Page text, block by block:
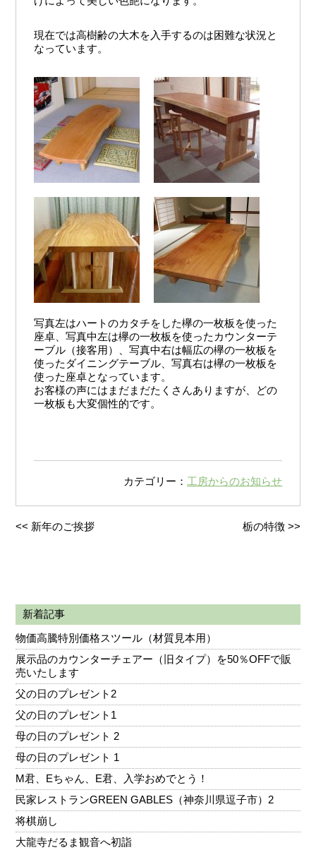
現在では高樹齢の大木を入手するのは困難な状況と
なっています。
写真左はハートのカタチをした欅の一枚板を使った
座卓、写真中左は欅の一枚板を使ったカウンターテ
ーブル（接客用）、写真中右は幅広の欅の一枚板を
使ったダイニングテーブル、写真右は欅の一枚板を
使った座卓となっています。
お客様の声にはまだまだたくさんありますが、どの
一枚板も大変個性的です。
カテゴリー： 工房からのお知らせ
<< 新年のご挨拶 栃の特徴>>
新着記事
物価高騰特別価格スツール（材質見本用）
展示品のカウンターチェアー（旧タイプ）を50％OFFで販
売いたします
父の日のプレゼント2
父の日のプレゼント1
母の日のプレゼント 2
母の日のプレゼント 1
M君、Eちゃん、E君、入学おめでとう！
民家レストランGREEN GABLES（神奈川県逗子市）2
将棋崩し
大龍寺だるま観音へ初詣